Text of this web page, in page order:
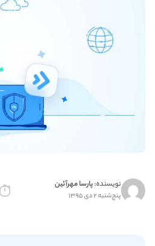
نویسنده:پارسا مهرآئین
پنج‌شنبه ۲ دی ۱۳۹۵